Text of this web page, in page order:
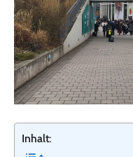
Inhalt: